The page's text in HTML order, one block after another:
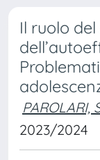
Il ruolo
PAROLARI,
2023/2024